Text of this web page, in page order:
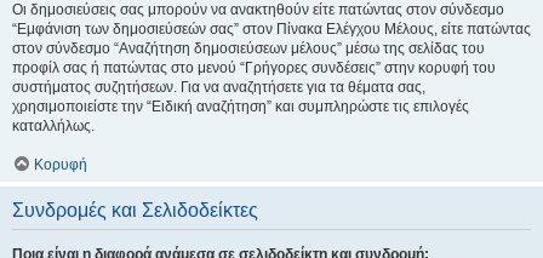
Οι δημοσιεύσεις σας μπορούν να ανακτηθούν είτε πατώντας στον σύνδεσμο
“Εμφάνιση των δημοσιεύσεών σας” στον Πίνακα Ελέγχου Μέλους, είτε πατώντας
στον σύνδεσμο “Αναζήτηση δημοσιεύσεων μέλους” μέσω της σελίδας του
προφίλ σας ή πατώντας στο μενού “Γρήγορες συνδέσεις” στην κορυφή του
συστήματος συζητήσεων. Για να αναζητήσετε για τα θέματα σας,
χρησιμοποιείστε την “Ειδική αναζήτηση” και συμπληρώστε τις επιλογές
καταλλήλως.
Κορυφή
Συνδρομές και Σελιδοδείκτες
Ποια είναι η διαφορά ανάμεσα σε σελιδοδείκτη και συνδρομή;